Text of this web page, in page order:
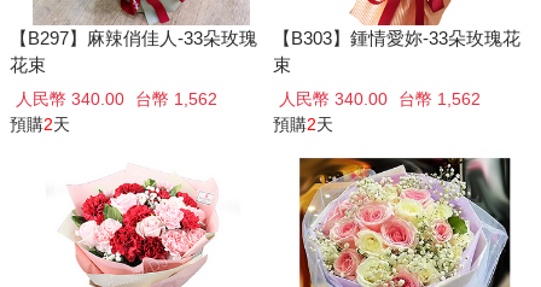
【B297】麻辣俏佳人-33朵玫瑰
花束
人民幣 340.00
台幣 1,562
預購2天
【B303】鍾情愛妳-33朵玫瑰花
束
人民幣 340.00
台幣 1,562
預購2天